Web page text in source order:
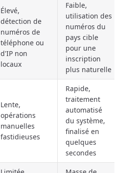
Élevé,
détection de
numéros de
téléphone ou
d'IP non
locaux
Faible,
utilisation des
numéros du
pays cible
pour une
inscription
plus naturelle
Lente,
opérations
manuelles
fastidieuses
Rapide,
traitement
automatisé
du système,
finalisé en
quelques
secondes